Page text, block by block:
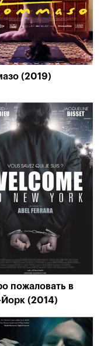
(2019)
пожаловать в
(2014)